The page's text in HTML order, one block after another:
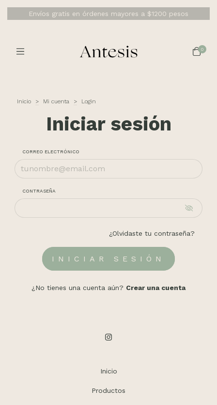
Envíos gratis en órdenes mayores a $1200 pesos
0
Inicio > Mi cuenta > Login
Iniciar sesión
CORREO ELECTRÓNICO
CONTRASEÑA
¿Olvidaste tu contraseña?
¿No tienes una cuenta aún? Crear una cuenta
Inicio
Productos